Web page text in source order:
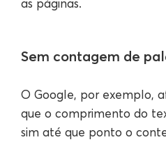
as páginas.
Sem contagem de
O Google, por exemplo,
que o comprimento do
sim até que ponto o